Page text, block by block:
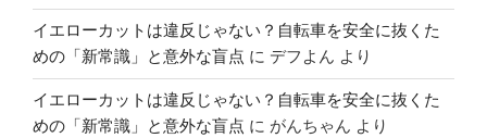
イエローカットは違反じゃない？自転車を安全に抜くた
めの「新常識」と意外な盲点 に デフよん より
イエローカットは違反じゃない？自転車を安全に抜くた
めの「新常識」と意外な盲点 に がんちゃん より